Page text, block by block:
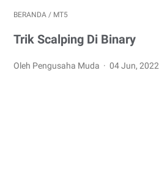
BERANDA / MT5
Trik Scalping Di Binary
Oleh Pengusaha Muda 04 Jun, 2022